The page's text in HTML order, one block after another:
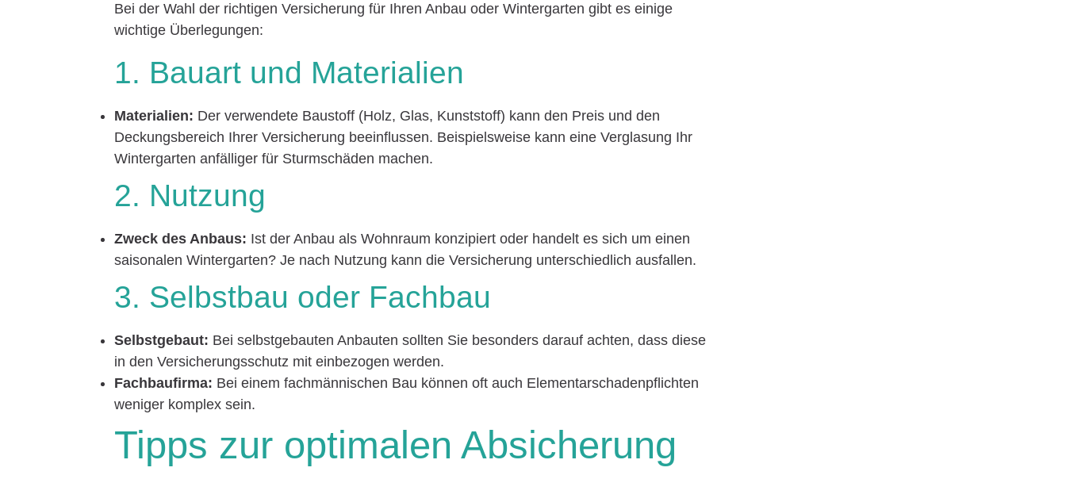
Bei der Wahl der richtigen Versicherung für Ihren Anbau oder Wintergarten gibt es einige
wichtige Überlegungen:
1. Bauart und Materialien
Materialien: Der verwendete Baustoff (Holz, Glas, Kunststoff) kann den Preis und den
Deckungsbereich Ihrer Versicherung beeinflussen. Beispielsweise kann eine Verglasung Ihr
Wintergarten anfälliger für Sturmschäden machen.
2. Nutzung
Zweck des Anbaus: Ist der Anbau als Wohnraum konzipiert oder handelt es sich um einen
saisonalen Wintergarten? Je nach Nutzung kann die Versicherung unterschiedlich ausfallen.
3. Selbstbau oder Fachbau
Selbstgebaut: Bei selbstgebauten Anbauten sollten Sie besonders darauf achten, dass diese
in den Versicherungsschutz mit einbezogen werden.
Fachbaufirma: Bei einem fachmännischen Bau können oft auch Elementarschadenpflichten
weniger komplex sein.
Tipps zur optimalen Absicherung